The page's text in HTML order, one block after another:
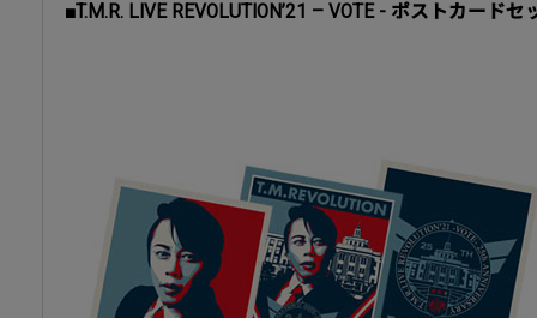
■T.M.R. LIVE REVOLUTION’21 – VOTE - ポストカードセ